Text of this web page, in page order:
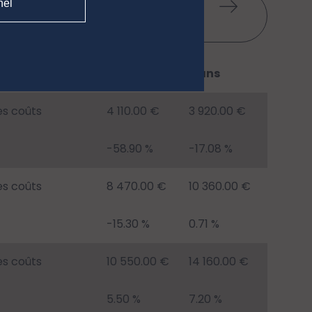
l'historique des
5 ans
coûts 4 110.00 € 3 920.00 €
-58.90 % -17.08 %
coûts 8 470.00 € 10 360.00 €
-15.30 % 0.71 %
coûts 10 550.00 € 14 160.00 €
5.50 % 7.20 %